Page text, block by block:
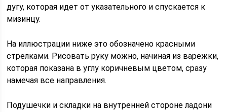
дугу, которая идет от указательного и спускается к
мизинцу.
На иллюстрации ниже это обозначено красными
стрелками. Рисовать руку можно, начиная из варежки,
которая показана в углу коричневым цветом, сразу
намечая все направления.
Подушечки и складки на внутренней стороне ладони